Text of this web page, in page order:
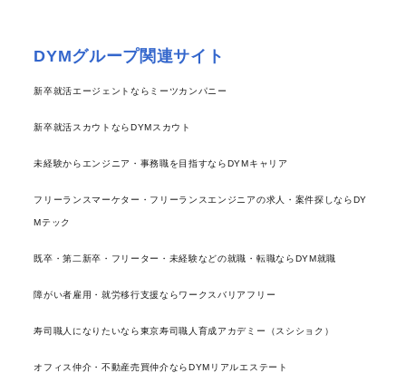
DYMグループ関連サイト
新卒就活エージェントならミーツカンパニー
新卒就活スカウトならDYMスカウト
未経験からエンジニア・事務職を目指すならDYMキャリア
フリーランスマーケター・フリーランスエンジニアの求人・案件探しならDY
Mテック
既卒・第二新卒・フリーター・未経験などの就職・転職ならDYM就職
障がい者雇用・就労移行支援ならワークスバリアフリー
寿司職人になりたいなら東京寿司職人育成アカデミー（スシショク）
オフィス仲介・不動産売買仲介ならDYMリアルエステート